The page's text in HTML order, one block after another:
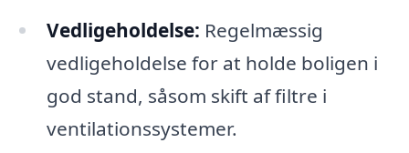
Vedligeholdelse: Regelmæssig
vedligeholdelse for at holde boligen i
god stand, såsom skift af filtre i
ventilationssystemer.